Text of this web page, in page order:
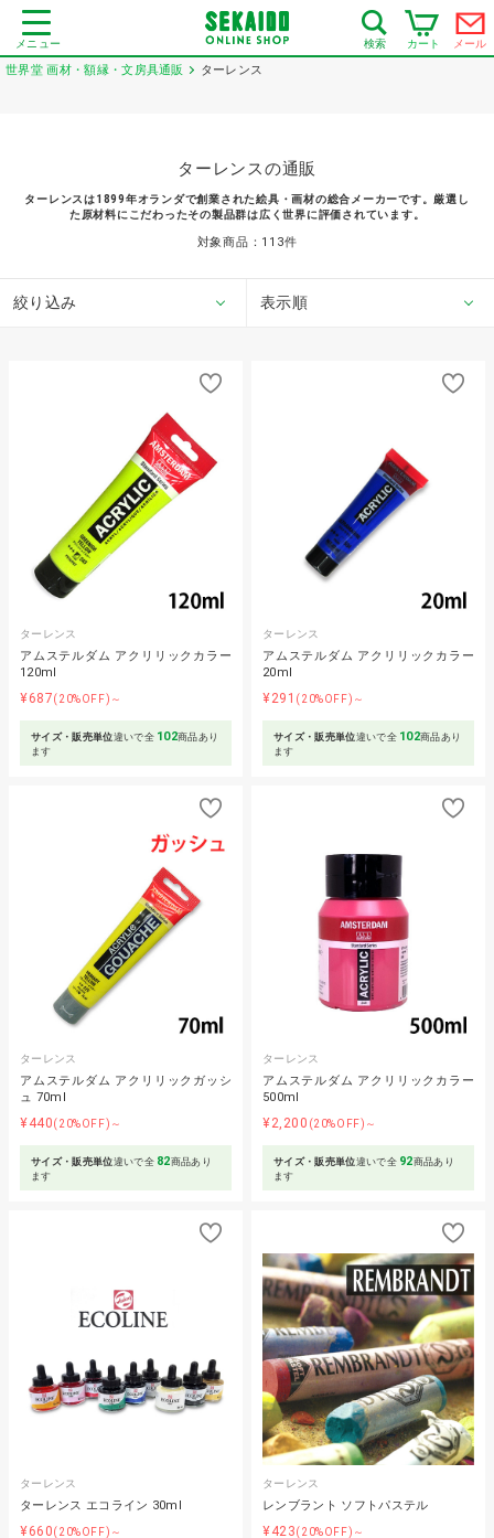
メニュー 検索 カート メール
世界堂 画材・額縁・文房具通販 ターレンス
ターレンスの通販
ターレンスは1899年オランダで創業された絵具・画材の総合メーカーです。厳選し
た原材料にこだわったその製品群は広く世界に評価されています。
対象商品： 113件
絞り込み 表示順
ターレンス
アムステルダム アクリリックカラー
120ml
¥687(20%OFF)～
サイズ・販売単位違いで全 102商品あり
ます
ターレンス
アムステルダム アクリリックカラー
20ml
¥291 (20%OFF)～
サイズ・販売単位違いで全 102商品あり
ます
ターレンス
アムステルダム アクリリックガッシ
ュ 70ml
¥440(20%OFF)～
サイズ・販売単位違いで全 82商品あり
ます
ターレンス
アムステルダム アクリリックカラー
500ml
¥2,200 (20%OFF)～
サイズ・販売単位違いで全 92商品あり
ます
ターレンス
ターレンス エコライン 30ml
¥660(20%OFF)～
ターレンス
レンブラント ソフトパステル
¥423(20%OFF)～